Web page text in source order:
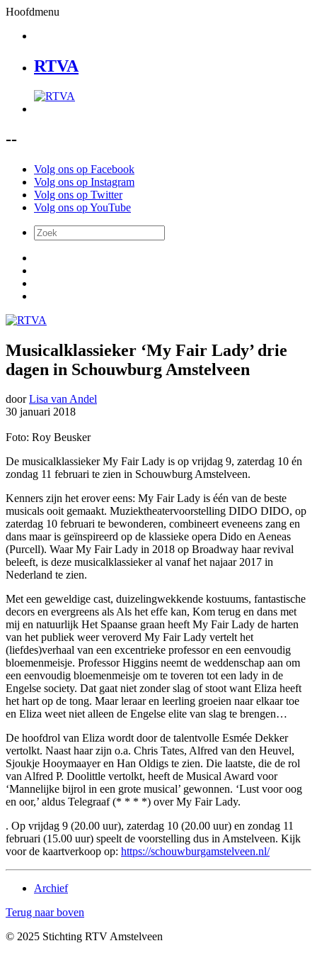
Hoofdmenu
RTVA
--
Volg ons op Facebook
Volg ons op Instagram
Volg ons op Twitter
Volg ons op YouTube
Musicalklassieker ‘My Fair Lady’ drie
dagen in Schouwburg Amstelveen
doorLisa van Andel
30 januari 2018
Foto: Roy Beusker
De musicalklassieker My Fair Lady is op vrijdag 9, zaterdag 10 én
zondag 11 februari te zien in Schouwburg Amstelveen.
Kenners zijn het erover eens: My Fair Lady is één van de beste
musicals ooit gemaakt. Muziektheatervoorstelling DIDO DIDO, op
zaterdag 10 februari te bewonderen, combineert eveneens zang en
dans maar is geïnspireerd op de klassieke opera Dido en Aeneas
(Purcell). Waar My Fair Lady in 2018 op Broadway haar revival
beleeft, is deze musicalklassieker al vanaf het najaar 2017 in
Nederland te zien.
Met een geweldige cast, duizelingwekkende kostuums, fantastische
decors en evergreens als Als het effe kan, Kom terug en dans met
mij en natuurlijk Het Spaanse graan heeft My Fair Lady de harten
van het publiek weer veroverd My Fair Lady vertelt het
(liefdes)verhaal van een excentrieke professor en een eenvoudig
bloemenmeisje. Professor Higgins neemt de weddenschap aan om
een eenvoudig bloemenmeisje om te toveren tot een lady in de
Engelse society. Dat gaat niet zonder slag of stoot want Eliza heeft
het hart op de tong. Maar leraar en leerling groeien naar elkaar toe
en Eliza weet niet alleen de Engelse elite van slag te brengen…
De hoofdrol van Eliza wordt door de talentvolle Esmée Dekker
vertolkt. Naast haar zijn o.a. Chris Tates, Alfred van den Heuvel,
Sjoukje Hooymaayer en Han Oldigs te zien. Die laatste, die de rol
van Alfred P. Doolittle vertolkt, heeft de Musical Award voor
‘Mannelijke bijrol in een grote musical’ gewonnen. ‘Lust voor oog
en oor,’ aldus Telegraaf (* * * *) over My Fair Lady.
. Op vrijdag 9 (20.00 uur), zaterdag 10 (20.00 uur) en zondag 11
februari (15.00 uur) speelt de voorstelling dus in Amstelveen. Kijk
voor de kaartverkoop op: https://schouwburgamstelveen.nl/
Archief
Terug naar boven
© 2025 Stichting RTV Amstelveen